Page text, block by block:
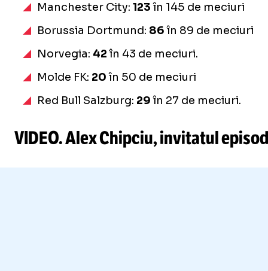
Manchester City: 123în 145 de meciuri
Borussia Dortmund: 86în 89 de meciuri
Norvegia: 42în 43 de meciuri.
Molde FK: 20în 50 de meciuri
Red Bull Salzburg: 29în 27 de meciuri.
VIDEO. Alex Chipciu, invitatul